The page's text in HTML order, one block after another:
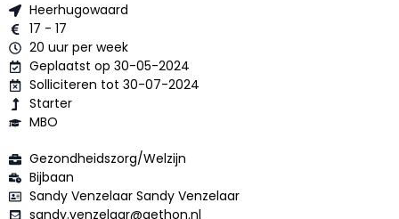
Heerhugowaard
17 - 17
20 uur per week
Geplaatst op 30-05-2024
Solliciteren tot 30-07-2024
Starter
MBO
Gezondheidszorg/Welzijn
Bijbaan
Sandy Venzelaar Sandy Venzelaar
sandy.venzelaar@aethon.nl